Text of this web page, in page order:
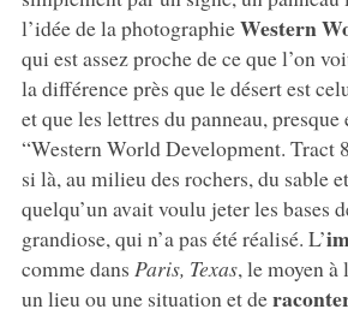
l’idée de la photographieWestern
qui est assez proche de ce que l’on
la différence près que le désert est
et que les lettres du panneau,
“Western World Development. Tract
si là, au milieu des rochers, du sable
quelqu’un avait voulu jeter les bases
grandiose, qui n’a pas été réalisé. L’
comme dans Paris, Texas, le moyen
un lieu ou une situation et de